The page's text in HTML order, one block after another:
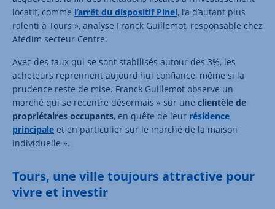
locatif, comme l’arrêt du dispositif Pinel, l’a d’autant plus
ralenti à Tours », analyse Franck Guillemot, responsable chez
Afedim secteur Centre.
Avec des taux qui se sont stabilisés autour des 3%, les
acheteurs reprennent aujourd'hui confiance, même si la
prudence reste de mise. Franck Guillemot observe un
marché qui se recentre désormais « sur une clientèle de
propriétaires occupants, en quête de leur résidence
principale et en particulier sur le marché de la maison
individuelle ».
Tours, une ville toujours attractive pour
vivre et investir